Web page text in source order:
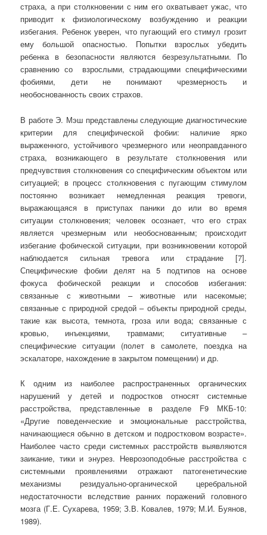
страха, а при столкновении с ним его охватывает ужас, что
приводит к физиологическому возбуждению и реакции
избегания. Ребенок уверен, что пугающий его стимул грозит
ему большой опасностью. Попытки взрослых убедить
ребенка в безопасности являются безрезультатными. По
сравнению со взрослыми, страдающими специфическими
фобиями, дети не понимают чрезмерность и
необоснованность своих страхов.
В работе Э. Мэш представлены следующие диагностические
критерии для специфической фобии: наличие ярко
выраженного, устойчивого чрезмерного или неоправданного
страха, возникающего в результате столкновения или
предчувствия столкновения со специфическим объектом или
ситуацией; в процесс столкновения с пугающим стимулом
постоянно возникает немедленная реакция тревоги,
выражающаяся в приступах паники до или во время
ситуации столкновения; человек осознает, что его страх
является чрезмерным или необоснованным; происходит
избегание фобической ситуации, при возникновении которой
наблюдается сильная тревога или страдание [7].
Специфические фобии делят на 5 подтипов на основе
фокуса фобической реакции и способов избегания:
связанные с животными – животные или насекомые;
связанные с природной средой – объекты природной среды,
такие как высота, темнота, гроза или вода; связанные с
кровью, инъекциями, травмами; ситуативные –
специфические ситуации (полет в самолете, поездка на
эскалаторе, нахождение в закрытом помещении) и др.
К одним из наиболее распространенных органических
нарушений у детей и подростков относят системные
расстройства, представленные в разделе F9 МКБ-10:
«Другие поведенческие и эмоциональные расстройства,
начинающиеся обычно в детском и подростковом возрасте».
Наиболее часто среди системных расстройств выявляются
заикание, тики и энурез. Неврозоподобные расстройства с
системными проявлениями отражают патогенетические
механизмы резидуально-органической церебральной
недостаточности вследствие ранних поражений головного
мозга (Г.Е. Сухарева, 1959; З.В. Ковалев, 1979; М.И. Буянов,
1989).